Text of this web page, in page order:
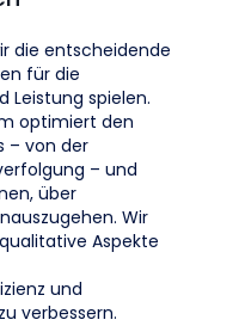
die entscheidende
für die
Leistung spielen.
optimiert den
– von der
– und
über
Wir
Aspekte
und
verbessern.